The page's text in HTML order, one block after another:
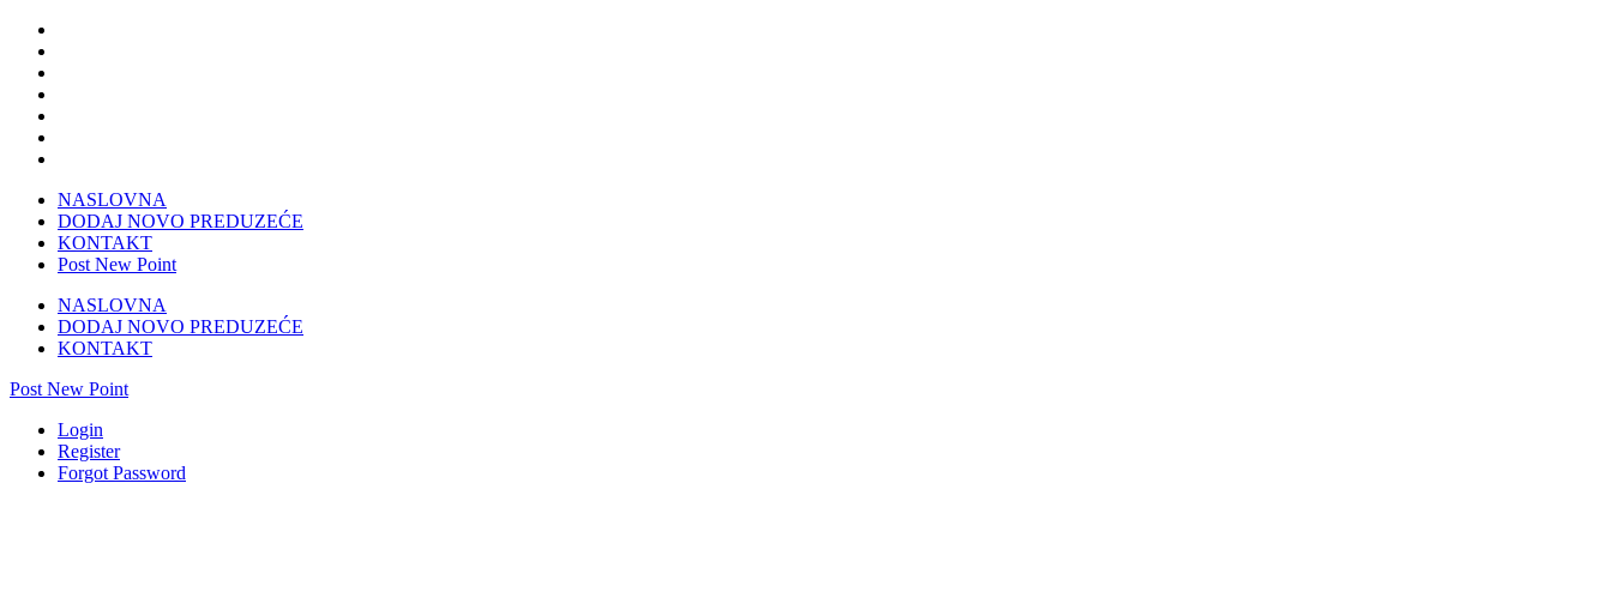
NASLOVNA
DODAJ NOVO PREDUZEĆE
KONTAKT
Post New Point
NASLOVNA
DODAJ NOVO PREDUZEĆE
KONTAKT
Post New Point
Login
Register
Forgot Password